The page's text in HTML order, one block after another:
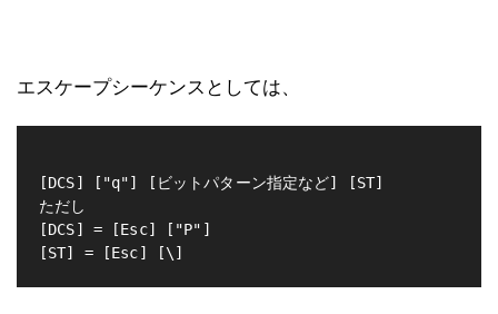
エスケープシーケンスとしては、
[DCS] ["q"] [ビットパターン指定など] [ST]
ただし
[DCS] = [Esc] ["P"]